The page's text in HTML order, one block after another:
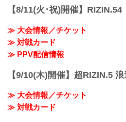
是非、先行
今回はラジ
フ、朝倉未
ズが当たる
となってい
【8/11(火･祝)開催】
≫ 大会情報／チケット
≫ 対戦カード
≫ PPV配信情報
【9/10(木)開催】超RIZIN.5
≫ 大会情報／チケット
≫ 対戦カード